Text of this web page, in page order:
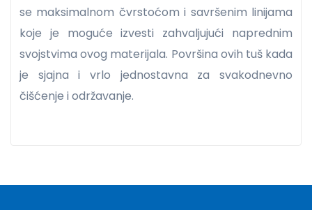
se maksimalnom čvrstoćom i savršenim linijama
koje je moguće izvesti zahvaljujući naprednim
svojstvima ovog materijala. Površina ovih tuš kada
je sjajna i vrlo jednostavna za svakodnevno
čišćenje i održavanje.